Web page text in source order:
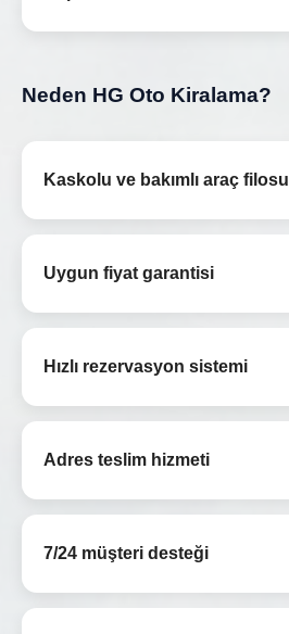
Neden HG Oto Kiralama?
Kaskolu ve bakımlı araç filosu
Uygun fiyat garantisi
Hızlı rezervasyon sistemi
Adres teslim hizmeti
7/24 müşteri desteği